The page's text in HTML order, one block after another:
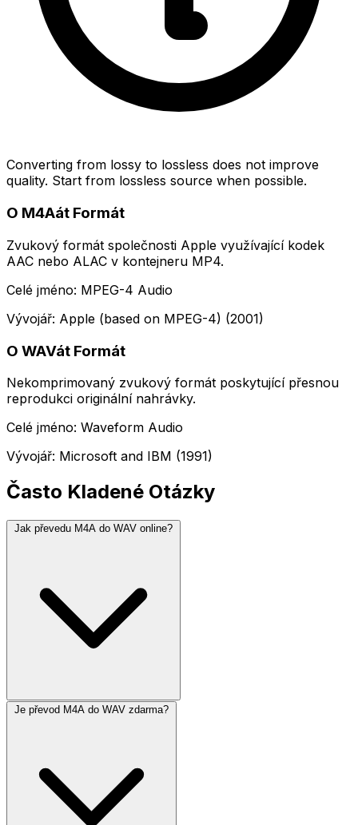
Converting from lossy to lossless does not improve
quality. Start from lossless source when possible.
O M4Aát Formát
Zvukový formát společnosti Apple využívající kodek
AAC nebo ALAC v kontejneru MP4.
Celé jméno: MPEG-4 Audio
Vývojář: Apple (based on MPEG-4) (2001)
O WAVát Formát
Nekomprimovaný zvukový formát poskytující přesnou
reprodukci originální nahrávky.
Celé jméno: Waveform Audio
Vývojář: Microsoft and IBM (1991)
Často Kladené Otázky
Jak převedu M4A do WAV online?
Je převod M4A do WAV zdarma?